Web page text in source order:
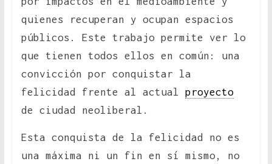
quienes recuperan y ocupan espacios
públicos. Este trabajo permite ver lo
que tienen todos ellos en común: una
convicción por conquistar la
felicidad frente al actual proyecto
de ciudad neoliberal.
Esta conquista de la felicidad no es
una máxima ni un fin en sí mismo, no